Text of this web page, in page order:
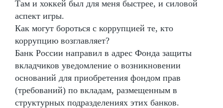
Там и хоккей был для меня быстрее, и силовой
аспект игры.
Как могут бороться с коррупцией те, кто
коррупцию возглавляет?
Банк России направил в адрес Фонда защиты
вкладчиков уведомление о возникновении
оснований для приобретения фондом прав
(требований) по вкладам, размещенным в
структурных подразделениях этих банков.